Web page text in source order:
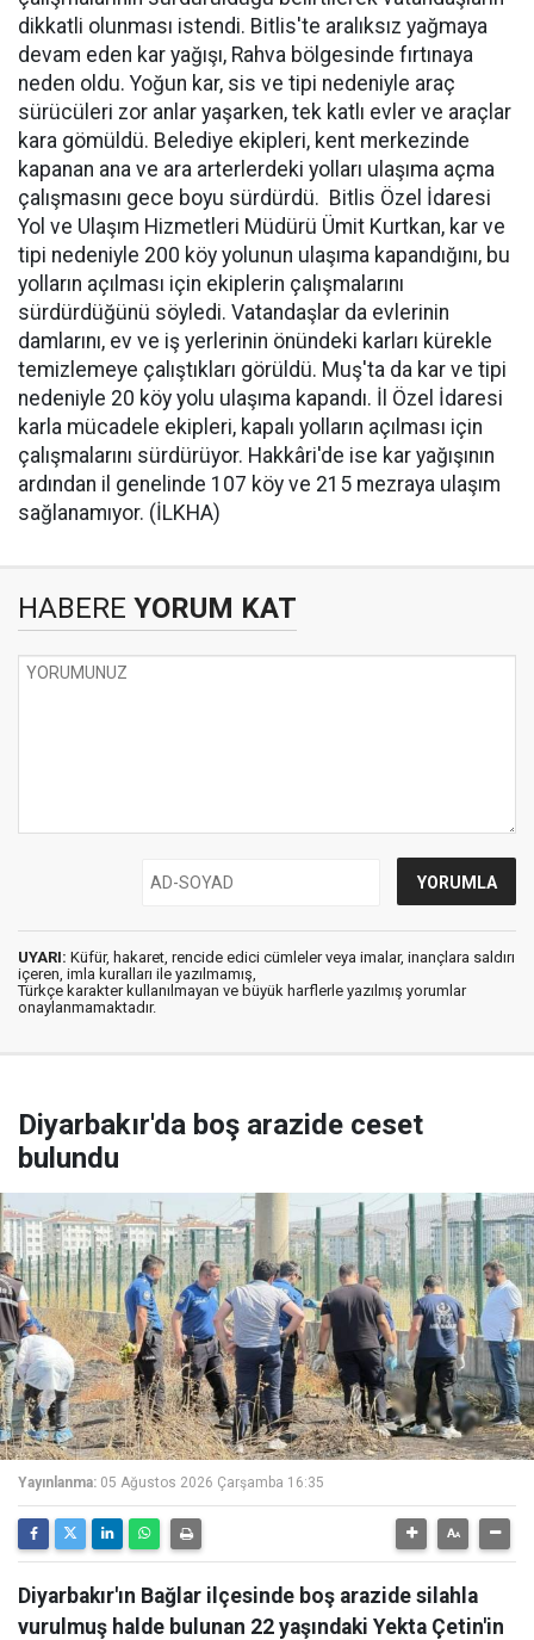
dikkatli olunması istendi. Bitlis'te aralıksız yağmaya
devam eden kar yağışı, Rahva bölgesinde fırtınaya
neden oldu. Yoğun kar, sis ve tipi nedeniyle araç
sürücüleri zor anlar yaşarken, tek katlı evler ve araçlar
kara gömüldü. Belediye ekipleri, kent merkezinde
kapanan ana ve ara arterlerdeki yolları ulaşıma açma
çalışmasını gece boyu sürdürdü. Bitlis Özel İdaresi
Yol ve Ulaşım Hizmetleri Müdürü Ümit Kurtkan, kar ve
tipi nedeniyle 200 köy yolunun ulaşıma kapandığını, bu
yolların açılması için ekiplerin çalışmalarını
sürdürdüğünü söyledi. Vatandaşlar da evlerinin
damlarını, ev ve iş yerlerinin önündeki karları kürekle
temizlemeye çalıştıkları görüldü. Muş'ta da kar ve tipi
nedeniyle 20 köy yolu ulaşıma kapandı. İl Özel İdaresi
karla mücadele ekipleri, kapalı yolların açılması için
çalışmalarını sürdürüyor. Hakkâri'de ise kar yağışının
ardından il genelinde 107 köy ve 215 mezraya ulaşım
sağlanamıyor. (İLKHA)
HABERE YORUM KAT
UYARI: Küfür, hakaret, rencide edici cümleler veya imalar, inançlara saldırı
içeren, imla kuralları ile yazılmamış,
Türkçe karakter kullanılmayan ve büyük harflerle yazılmış yorumlar
onaylanmamaktadır.
Diyarbakır'da boş arazide ceset
bulundu
Yayınlanma: 05 Ağustos 2026 Çarşamba 16:35
Diyarbakır'ın Bağlar ilçesinde boş arazide silahla
vurulmuş halde bulunan 22 yaşındaki Yekta Çetin'in